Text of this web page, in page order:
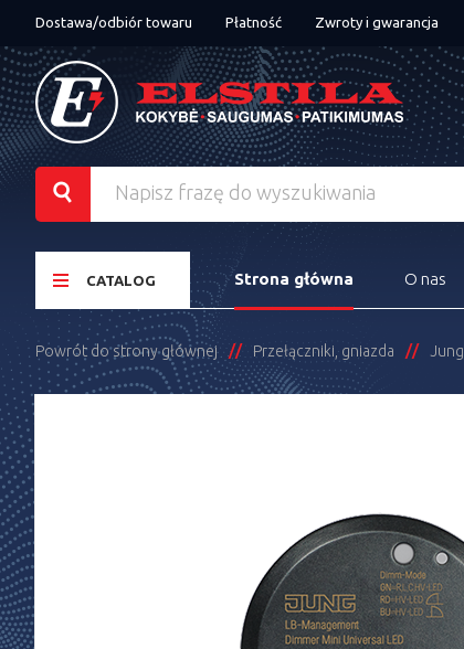
Dostawa/odbiór towaru Płatność Zwroty i gwarancja
CATALOG Strona główna O nas
Powrót do strony głównej Przełączniki, gniazda Jung